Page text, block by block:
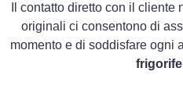
Il contatto diretto con il
originali ci consentono di
momento e di soddisfare ogni